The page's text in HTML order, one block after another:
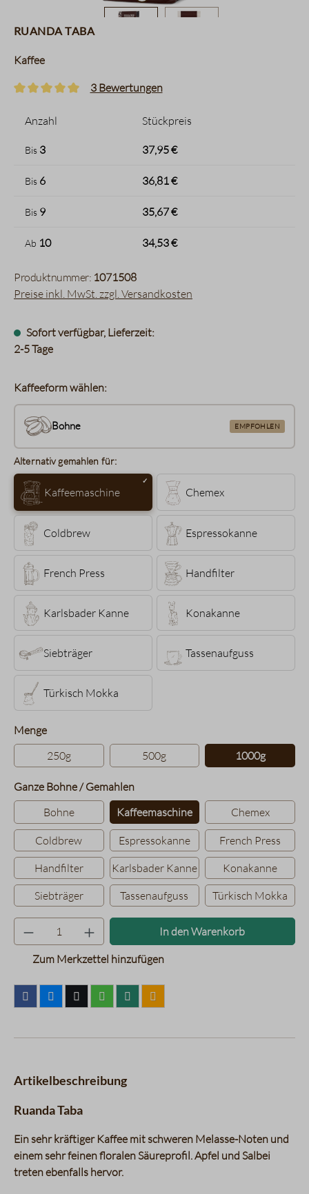
Ruanda Taba
Kaffee
3 Bewertungen
Anzahl Stückpreis
Bis 3 37,95 €
Bis 6 36,81 €
Bis 9 35,67 €
Ab 10 34,53 €
Produktnummer: 1071508
Preise inkl. MwSt. zzgl. Versandkosten
Sofort verfügbar, Lieferzeit:
2-5 Tage
Kaffeeform wählen:
Bohne EMPFOHLEN
Alternativ gemahlen für:
Kaffeemaschine Chemex
Coldbrew Espressokanne
French Press Handfilter
Karlsbader Kanne Konakanne
Siebträger Tassenaufguss
Türkisch Mokka
Mengeauswählen
250g
500g 1000g
Ganze Bohne / Gemahlenauswählen
Bohne
Kaffeemaschine Chemex
Coldbrew Espressokanne
French Press
Handfilter
Karlsbader Kanne
Konakanne
Siebträger
Tassenaufguss Türkisch Mokka
Produkt Anzahl: Gib den
In den Warenkorb
Zum Merkzettel hinzufügen
Artikelbeschreibung
Ruanda Taba
Ein sehr kräftiger Kaffee mit schweren Melasse-Noten und
einem sehr feinen floralen Säureprofil. Apfel und Salbei
treten ebenfalls hervor.